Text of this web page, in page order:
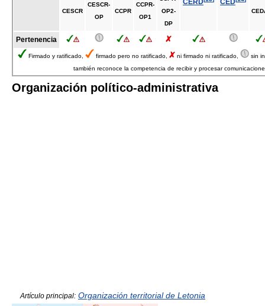
CERD CED
CESCR
CESCR-
OP
CCPR
CCPR-
OP1
OP2-
DP
Pertenencia
Firmado y ratificado, firmado pero no ratificado, ni firmado ni ratificado,
sin
también reconoce la competencia de recibir y procesar
Organización político-administrativa
Artículo principal: Organización territorial de Letonia